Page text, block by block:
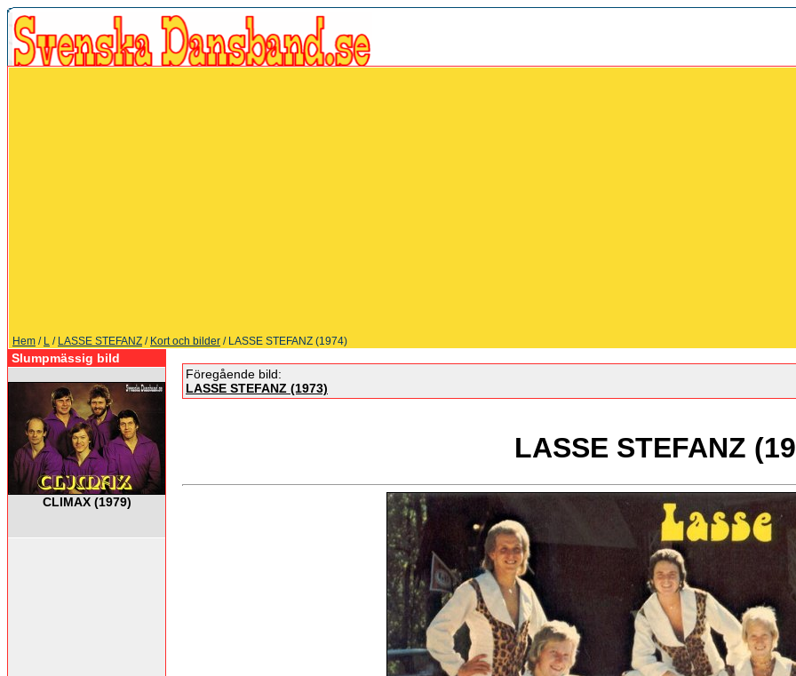
Hem / L / LASSE STEFANZ / Kort och bilder / LASSE STEFANZ (1974)
Slumpmässig bild
CLIMAX (1979)
Föregående bild:
LASSE STEFANZ (1973)
LASSE STEFANZ